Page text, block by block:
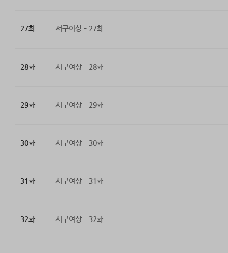
27화 서구여상 - 27화
28화 서구여상 - 28화
29화 서구여상 - 29화
30화 서구여상 - 30화
31화 서구여상 - 31화
32화 서구여상 - 32화